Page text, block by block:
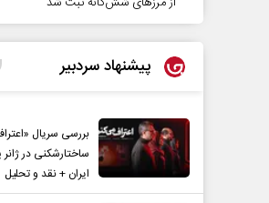
پیشنهاد سردبیر
بررسی سریال
ساختارشکنی در
ایران + نقد و تحلیل